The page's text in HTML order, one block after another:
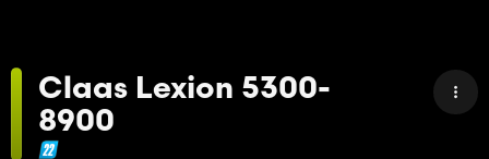
Claas Lexion 5300-
8900